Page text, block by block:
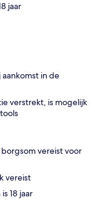
jaar
in de
verstrekt, is mogelijk
vereist voor
vereist
18 jaar